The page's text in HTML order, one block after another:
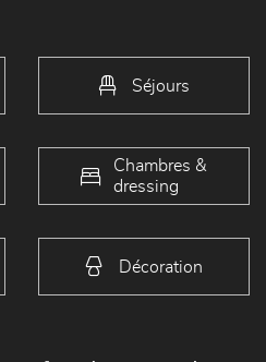
Séjours
Chambres &
dressing
Décoration